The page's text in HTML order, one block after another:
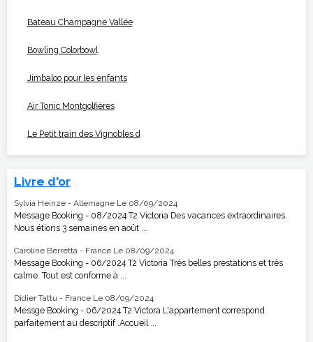
Bateau Champagne Vallée
Bowling Colorbowl
Jimbaloo pour les enfants
Air Tonic Montgolfières
Le Petit train des Vignobles d
Livre d'or
Sylvia Heinze - Allemagne Le 08/09/2024
Message Booking - 08/2024 T2 Victoria Des vacances extraordinaires.
Nous étions 3 semaines en août ...
Caroline Berretta - France Le 08/09/2024
Message Booking - 06/2024 T2 Victoria Très belles prestations et très
calme. Tout est conforme à ...
Didier Tattu - France Le 08/09/2024
Messge Booking - 06/2024 T2 Victora L'appartement correspond
parfaitement au descriptif .Accueil ...